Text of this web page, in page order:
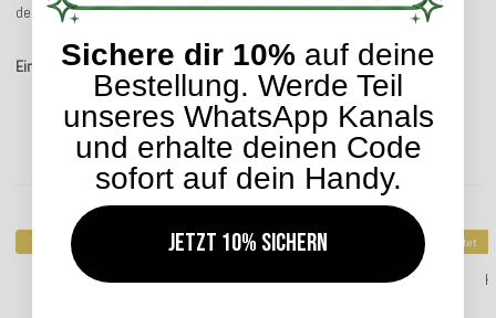
der Versand schnell mal teuerer werden
Einträge insgesamt: 3
Kunden kauften dazu folgende Artikel:
Top bewertet
H.O.C.K. Versatil Kissen 50x30cm
Top bewertet
Sichere dir 10% auf deine
Bestellung. Werde Teil
unseres WhatsApp Kanals
und erhalte deinen Code
sofort auf dein Handy.
Jetzt 10% sichern